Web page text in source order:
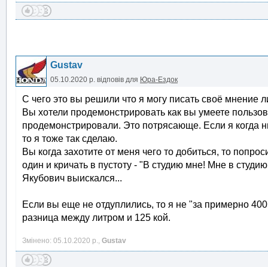
Gustav
05.10.2020 р. відповів для Юра-Ездок
С чего это вы решили что я могу писать своё мнение
Вы хотели продемонстрировать как вы умеете
продемонстрировали. Это потрясающе. Если я когда
то я тоже так сделаю.
Вы когда захотите от меня чего то добиться, то
один и кричать в пустоту - "В студию мне! Мне в
Якубович выискался...
Если вы еще не отдуплились, то я не "за примерно
разница между литром и 125 кой.
Змінено: 05.10.2020 р., Gustav